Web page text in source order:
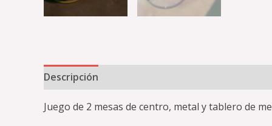
Descripción
Juego de 2 mesas de centro, metal y tablero de